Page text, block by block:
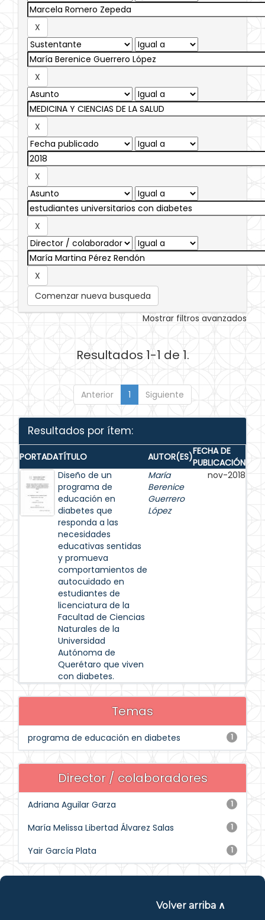
Comenzar nueva busqueda
Mostrar filtros avanzados
Resultados 1-1 de 1.
Anterior 1 Siguiente
Resultados por ítem:
PORTADATÍTULO AUTOR(ES)FECHA DE
PUBLICACIÓN
Diseño de un
programa de
educación en
diabetes que
responda a las
necesidades
educativas sentidas
y promueva
comportamientos de
autocuidado en
estudiantes de
licenciatura de la
Facultad de Ciencias
Naturales de la
Universidad
Autónoma de
Querétaro que viven
con diabetes.
María
Berenice
Guerrero
López
nov-2018
Temas
1
programa de educación en diabetes
Director / colaboradores
1
Adriana Aguilar Garza
1
María Melissa Libertad Álvarez Salas
1
Yair García Plata
Volver arriba ∧